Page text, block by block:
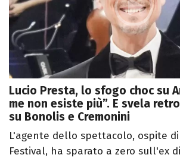
Lucio Presta, lo sfogo choc su
me non esiste più”. E svela
su Bonolis e Cremonini
L'agente dello spettacolo, ospite di
Festival, ha sparato a zero sull'ex